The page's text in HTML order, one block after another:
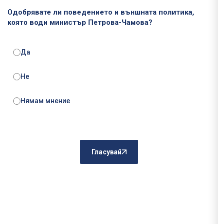
Одобрявате ли поведението и външната политика,
която води министър Петрова-Чамова?
Да
Не
Нямам мнение
Гласувай